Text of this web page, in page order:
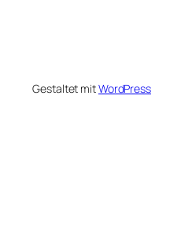
Gestaltet mitWordPress